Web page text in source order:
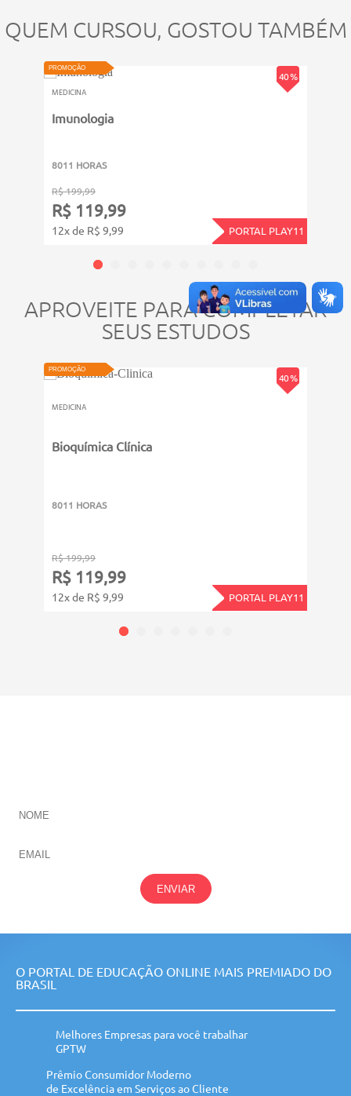
QUEM CURSOU, GOSTOU TAMBÉM
40 %
PROMOÇÃO
MEDICINA
Imunologia
8011 HORAS
R$ 199,99
R$ 119,99
12x de R$ 9,99 PORTAL PLAY11
APROVEITE PARA COMPLETAR
SEUS ESTUDOS
40 %
PROMOÇÃO
MEDICINA
Bioquímica Clínica
8011 HORAS
R$ 199,99
R$ 119,99
12x de R$ 9,99 PORTAL PLAY11
ENVIAR
O PORTAL DE EDUCAÇÃO ONLINE MAIS PREMIADO DO
BRASIL
Melhores Empresas para você trabalhar
GPTW
Prêmio Consumidor Moderno
de Excelência em Serviços ao Cliente